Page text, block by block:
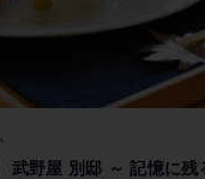
武野屋 別邸 ～ 記憶に残